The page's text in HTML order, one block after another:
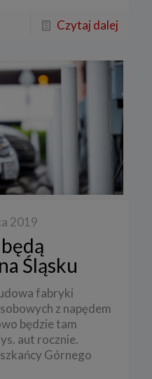
Czytaj dalej
2019
Śląsku
fabryki
z napędem
będzie tam
aut rocznie.
Górnego